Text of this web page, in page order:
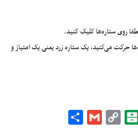
روی ستاره‌ها کلیک کنید.
حرکت می‌کنید، یک ستاره زرد یعنی یک امتیاز و
Telegram
Balatarin
Copy
Gmail